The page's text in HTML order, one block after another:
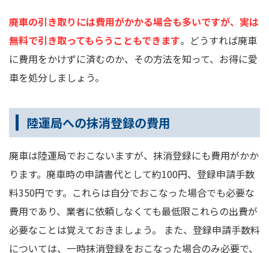
廃車の引き取りには費用がかかる場合も多いですが、実は
無料で引き取ってもらうこともできます。どうすれば廃車
に費用をかけずに済むのか、その方法を知って、お得に愛
車を処分しましょう。
陸運局への抹消登録の費用
廃車は陸運局でおこないますが、抹消登録にも費用がかか
ります。廃車時の申請書代として約100円、登録申請手数
料350円です。これらは自分でおこなった場合でも必要な
費用であり、業者に依頼しなくても最低限これらの出費が
必要なことは覚えておきましょう。 また、登録申請手数料
については、一時抹消登録をおこなった場合のみ必要で、